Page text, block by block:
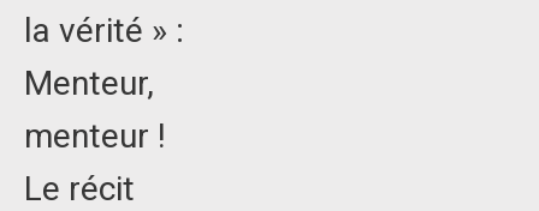
la vérité » :
Menteur,
menteur !
Le récit